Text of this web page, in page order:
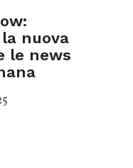
nuova
le news